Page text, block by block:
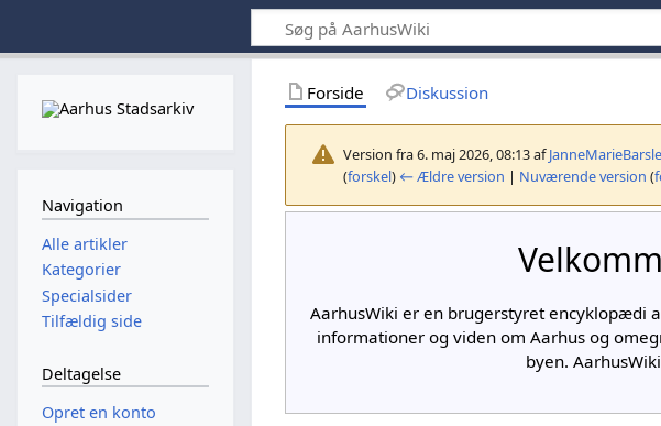
Forside Diskussion
Version fra 6. maj 2026, 08:13 af
(forskel) ← Ældre version | Nuværende version (
AarhusWiki er en brugerstyret encyklopædi
informationer og viden om Aarhus og
byen.
Navigation
Alle artikler
Kategorier
Specialsider
Tilfældig side
Deltagelse
Opret en konto